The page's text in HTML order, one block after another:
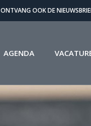
ONTVANG OOK DE
AGENDA